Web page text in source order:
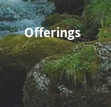
Offerings